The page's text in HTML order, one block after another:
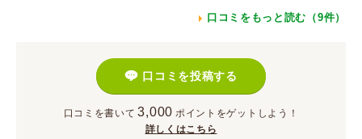
口コミをもっと読む（9件）
口コミを投稿する
口コミを書いて 3,000 ポイント をゲットしよう！
詳しくはこちら